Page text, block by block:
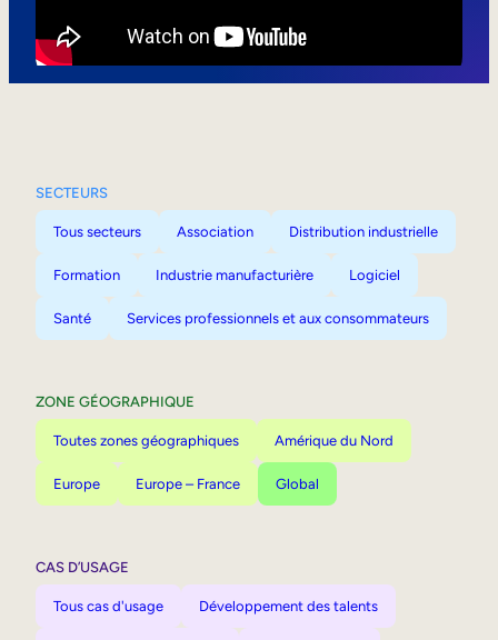
SECTEURS
Tous secteurs Association Distribution industrielle
Formation Industrie manufacturière Logiciel
Santé Services professionnels et aux consommateurs
ZONE GÉOGRAPHIQUE
Toutes zones géographiques Amérique du Nord
Europe Europe – France Global
CAS D’USAGE
Tous cas d'usage Développement des talents